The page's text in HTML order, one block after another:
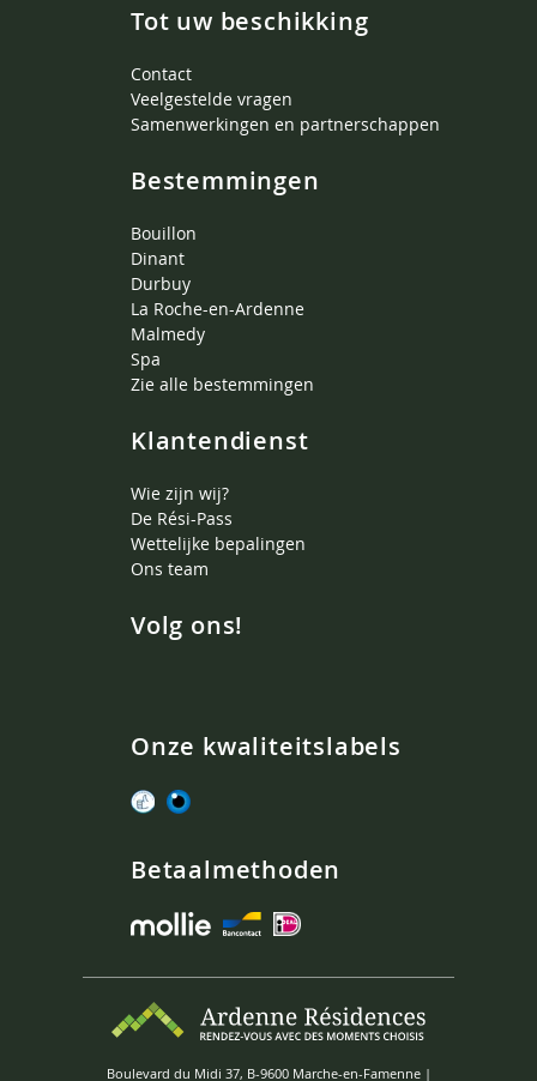
Tot uw beschikking
Contact
Veelgestelde vragen
Samenwerkingen en partnerschappen
Bestemmingen
Bouillon
Dinant
Durbuy
La Roche-en-Ardenne
Malmedy
Spa
Zie alle bestemmingen
Klantendienst
Wie zijn wij?
De Rési-Pass
Wettelijke bepalingen
Ons team
Volg ons!
Onze kwaliteitslabels
Betaalmethoden
Boulevard du Midi 37, B-9600 Marche-en-Famenne |